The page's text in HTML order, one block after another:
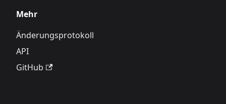
Mehr
Änderungsprotokoll
API
GitHub